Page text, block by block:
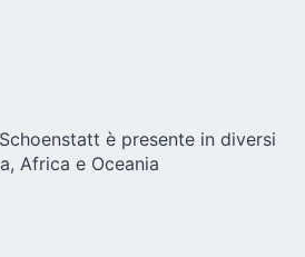
è presente in diversi
Africa e Oceania